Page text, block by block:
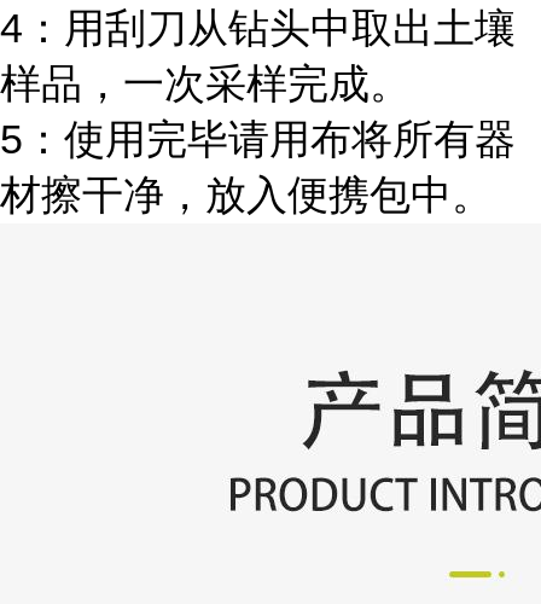
4：用刮刀从钻头中取出土壤
样品，一次采样完成。
5：使用完毕请用布将所有器
材擦干净，放入便携包中。